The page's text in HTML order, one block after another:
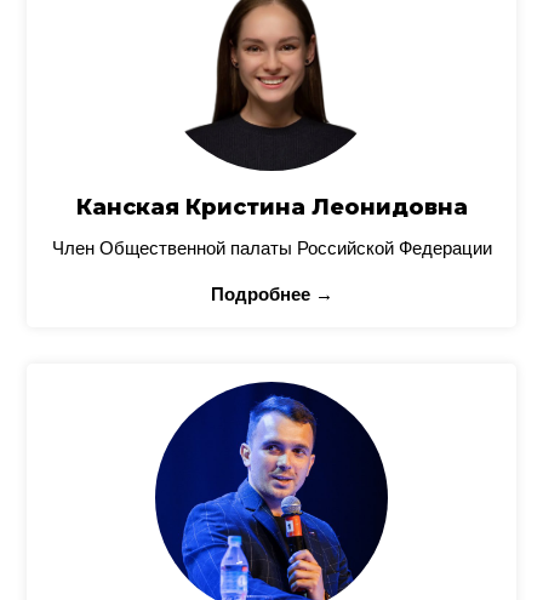
Канская Кристина Леонидовна
Член Общественной палаты Российской Федерации
Подробнее →